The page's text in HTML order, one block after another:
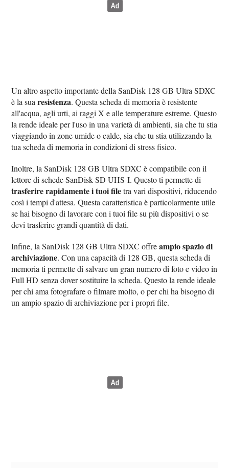
Un altro aspetto importante della SanDisk 128 GB Ultra SDXC
è la suaresistenza. Questa scheda di memoria è resistente
all'acqua, agli urti, ai raggi X e alle temperature estreme. Questo
la rende ideale per l'uso in una varietà di ambienti, sia che tu stia
viaggiando in zone umide o calde, sia che tu stia utilizzando la
tua scheda di memoria in condizioni di stress fisico.
Inoltre, la SanDisk 128 GB Ultra SDXC è compatibile con il
lettore di schede SanDisk SD UHS-I. Questo ti permette di
trasferire rapidamente i tuoi filetra vari dispositivi, riducendo
così i tempi d'attesa. Questa caratteristica è particolarmente utile
se hai bisogno di lavorare con i tuoi file su più dispositivi o se
devi trasferire grandi quantità di dati.
Infine, la SanDisk 128 GB Ultra SDXC offreampio spazio di
archiviazione. Con una capacità di 128 GB, questa scheda di
memoria ti permette di salvare un gran numero di foto e video in
Full HD senza dover sostituire la scheda. Questo la rende ideale
per chi ama fotografare o filmare molto, o per chi ha bisogno di
un ampio spazio di archiviazione per i propri file.